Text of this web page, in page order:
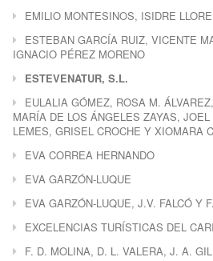
EMILIO MONTESINOS, ISIDRE
ESTEBAN GARCÍA RUIZ, VICENTE
IGNACIO PÉREZ MORENO
ESTEVENATUR, S.L.
EULALIA GÓMEZ, ROSA M.
MARÍA DE LOS ÁNGELES ZAYAS,
LEMES, GRISEL CROCHE Y XIOMARA
EVA CORREA HERNANDO
EVA GARZÓN-LUQUE
EVA GARZÓN-LUQUE, J.V. FALCÓ Y
EXCELENCIAS TURÍSTICAS DEL
F. D. MOLINA, D. L. VALERA, J. A.